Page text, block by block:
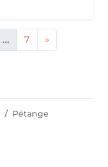
... 7 »
Pétange